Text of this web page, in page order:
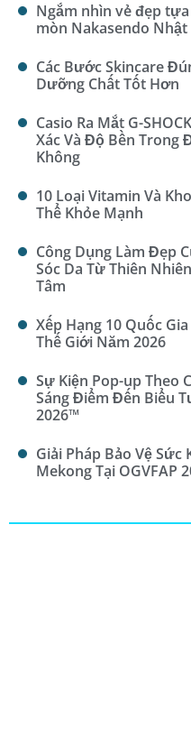
Ngắm nhìn vẻ đẹp
mòn Nakasendo Nhật
Các Bước Skincare
Dưỡng Chất Tốt Hơn
Casio Ra Mắt G-
Xác Và Độ Bền Trong
Không
10 Loại Vitamin Và
Thể Khỏe Mạnh
Công Dụng Làm Đẹp
Sóc Da Từ Thiên
Tâm
Xếp Hạng 10 Quốc
Thế Giới Năm 2026
Sự Kiện Pop-up Theo
Sáng Điểm Đến Biểu
2026™
Giải Pháp Bảo Vệ Sức
Mekong Tại OGVFAP